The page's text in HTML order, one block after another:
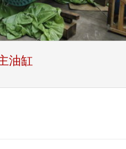
油缸